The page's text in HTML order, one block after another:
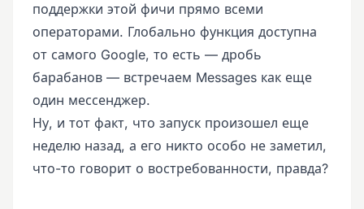
поддержки этой фичи прямо всеми
операторами. Глобально функция доступна
от самого Google, то есть — дробь
барабанов — встречаем Messages как еще
один мессенджер.
Ну, и тот факт, что запуск произошел еще
неделю назад, а его никто особо не заметил,
что-то говорит о востребованности, правда?